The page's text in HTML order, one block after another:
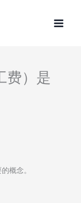
费）是
概念。